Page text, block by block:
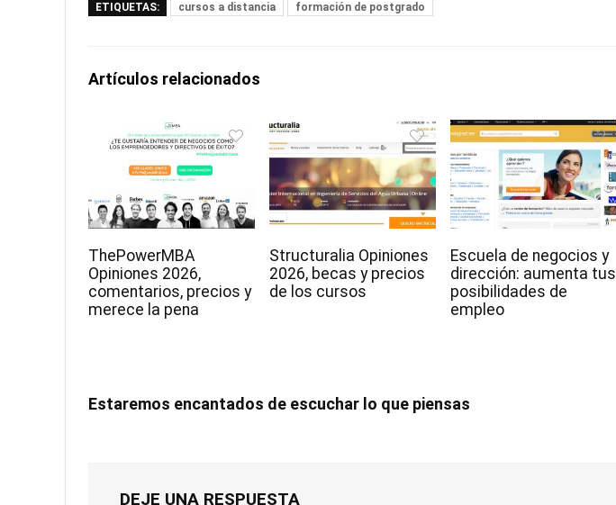
ETIQUETAS: cursos a distancia formación de postgrado
Artículos relacionados
ThePowerMBA
Opiniones 2026,
comentarios, precios y
merece la pena
Structuralia Opiniones
2026, becas y precios
de los cursos
Escuela de negocios y
dirección: aumenta tus
posibilidades de
empleo
Estaremos encantados de escuchar lo que piensas
DEJE UNA RESPUESTA